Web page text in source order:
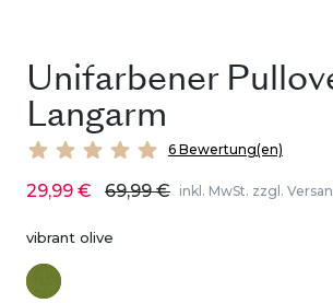
Unifarbener
Langarm
6 Bewertung(en)
29,99 € 69,99 € inkl. MwSt. zzgl.
vibrant olive